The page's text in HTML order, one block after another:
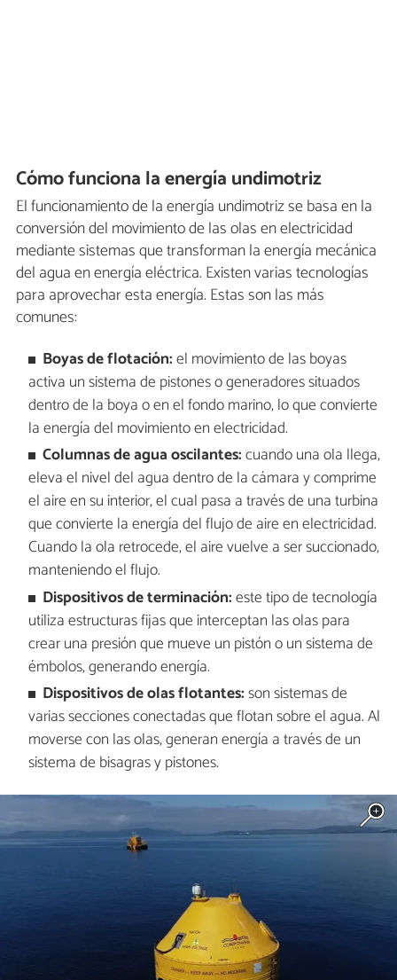
Cómo funciona la energía undimotriz
El funcionamiento de la energía undimotriz se basa en la
conversión del movimiento de las olas en electricidad
mediante sistemas que transforman la energía mecánica
del agua en energía eléctrica. Existen varias tecnologías
para aprovechar esta energía. Estas son las más
comunes:
Boyas de flotación:el movimiento de las boyas
activa un sistema de pistones o generadores situados
dentro de la boya o en el fondo marino, lo que convierte
la energía del movimiento en electricidad.
Columnas de agua oscilantes:cuando una ola llega,
eleva el nivel del agua dentro de la cámara y comprime
el aire en su interior, el cual pasa a través de una turbina
que convierte la energía del flujo de aire en electricidad.
Cuando la ola retrocede, el aire vuelve a ser succionado,
manteniendo el flujo.
Dispositivos de terminación:este tipo de tecnología
utiliza estructuras fijas que interceptan las olas para
crear una presión que mueve un pistón o un sistema de
émbolos, generando energía.
Dispositivos de olas flotantes:son sistemas de
varias secciones conectadas que flotan sobre el agua. Al
moverse con las olas, generan energía a través de un
sistema de bisagras y pistones.